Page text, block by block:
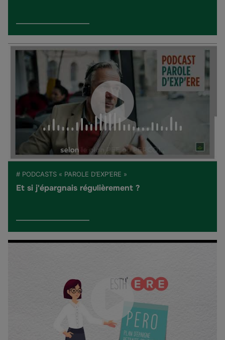
# PODCASTS « PAROLE D’EXP’ERE »
Et si j'épargnais régulièrement ?